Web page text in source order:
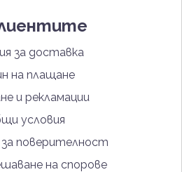
за доставка
на плащане
и рекламации
условия
поверителност
на спорове